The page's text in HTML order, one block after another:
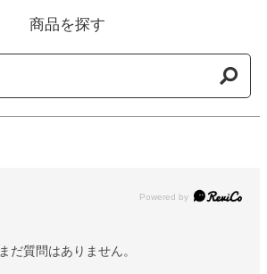
商品を探す
Powered by
まだ質問はありません。